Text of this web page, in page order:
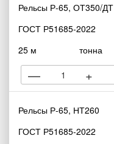
Рельсы Р-65, ОТ350/ДТ
ГОСТ Р51685-2022
25 м
тонна
— +
Рельсы Р-65, НТ260
ГОСТ Р51685-2022